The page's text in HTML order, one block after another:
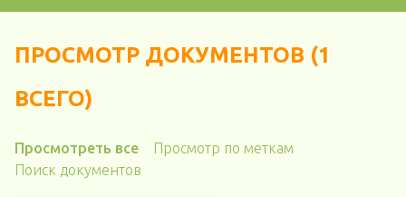
ПРОСМОТР ДОКУМЕНТОВ (1
ВСЕГО)
Просмотреть все
Просмотр по меткам
Поиск документов